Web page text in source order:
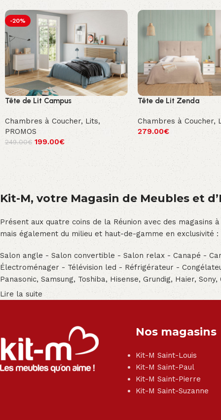
-20%
Tête de Lit Campus
Chambres à Coucher, Lits,
PROMOS
249.00€ 199.00€
Tête de Lit Zenda
Chambres à Coucher,
279.00€
Kit-M, votre Magasin de Meubles et
Présent aux quatre coins de la Réunion avec des magasins
mais également du milieu et haut-de-gamme en exclusivité :
Salon angle - Salon convertible - Salon relax - Canapé -
Électroménager - Télévision led - Réfrigérateur -
Panasonic, Samsung, Toshiba, Hisense, Grundig, Haier,
Lire la suite
Nos magasins
Kit-M Saint-Louis
Kit-M Saint-Paul
Kit-M Saint-Pierre
Kit-M Saint-Suzanne